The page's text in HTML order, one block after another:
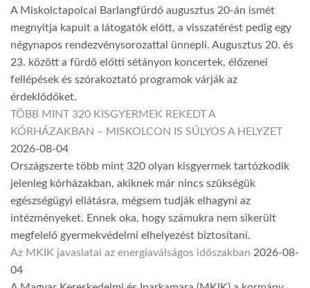
A Miskolctapolcai Barlangfürdő augusztus 20-án ismét
megnyitja kapuit a látogatók előtt, a visszatérést pedig egy
négynapos rendezvénysorozattal ünnepli. Augusztus 20. és
23. között a fürdő előtti sétányon koncertek, élőzenei
fellépések és szórakoztató programok várják az
érdeklődőket.
TÖBB MINT 320 KISGYERMEK REKEDT A
KÓRHÁZAKBAN – MISKOLCON IS SÚLYOS A HELYZET
2026-08-04
Országszerte több mint 320 olyan kisgyermek tartózkodik
jelenleg kórházakban, akiknek már nincs szükségük
egészségügyi ellátásra, mégsem tudják elhagyni az
intézményeket. Ennek oka, hogy számukra nem sikerült
megfelelő gyermekvédelmi elhelyezést biztosítani.
Az MKIK javaslatai az energiaválságos időszakban 2026-08-
04